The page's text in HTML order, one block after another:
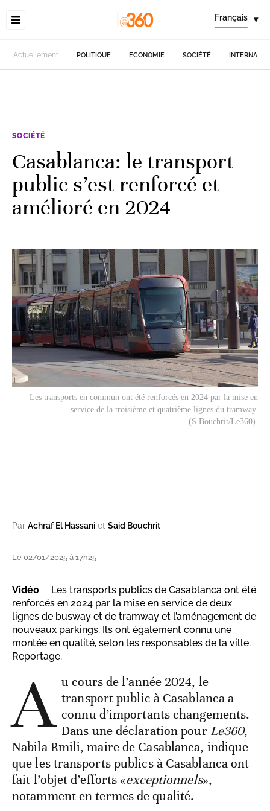
Français ▾
Actuellement POLITIQUE ECONOMIE SOCIÉTÉ
SOCIÉTÉ
Casablanca: le transport
public s’est renforcé et
amélioré en 2024
Les transports en commun ont été renforcés en 2024 par la mise en
service de la troisième et quatrième lignes du tramway.
(S.Bouchrit/Le360).
Par Achraf El Hassani et Said Bouchrit
Le 02/01/2025 à 17h25
Vidéo
Les transports publics de Casablanca ont été
renforcés en 2024 par la mise en service de deux
lignes de busway et de tramway et l’aménagement de
nouveaux parkings. Ils ont également connu une
montée en qualité, selon les responsables de la ville.
Reportage.
A u cours de l’année 2024, le
transport public à Casablanca a
connu d’importants changements.
Dans une déclaration pour Le360,
Nabila Rmili, maire de Casablanca, indique
que les transports publics à Casablanca ont
fait l’objet d’efforts «exceptionnels»,
notamment en termes de qualité.